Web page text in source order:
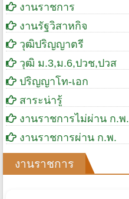
งานราชการ
งานรัฐวิสาหกิจ
วุฒิปริญญาตรี
วุฒิ ม.3,ม.6,ปวช,ปวส
ปริญญาโท-เอก
สาระน่ารู้
งานราชการไม่ผ่าน ก.พ.
งานราชการผ่าน ก.พ.
งานราชการ